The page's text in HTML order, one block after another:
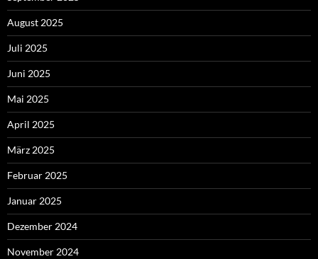
August 2025
Juli 2025
Juni 2025
Mai 2025
April 2025
März 2025
Februar 2025
Januar 2025
Dezember 2024
November 2024